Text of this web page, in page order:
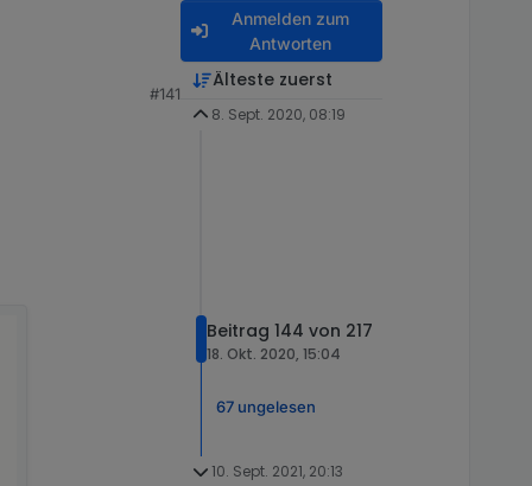
#141
Anmelden zum
Antworten
Älteste zuerst
8. Sept. 2020, 08:19
Beitrag 144 von 217
18. Okt. 2020, 15:04
67 ungelesen
10. Sept. 2021, 20:13